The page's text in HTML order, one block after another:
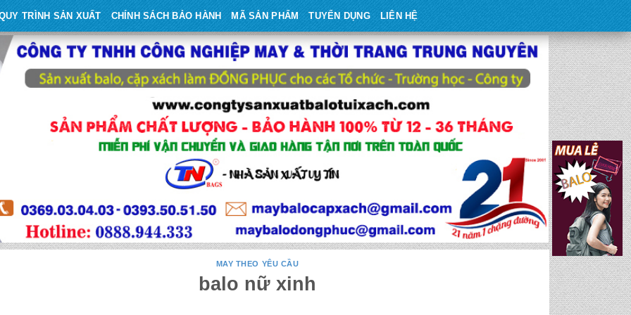
TRÌNH SẢN XUẤT CHÍNH SÁCH BẢO HÀNH MÃ SẢN PHẨM TUYỂN DỤNG LIÊN HỆ
MAY THEO YÊU CẦU
balo nữ xinh